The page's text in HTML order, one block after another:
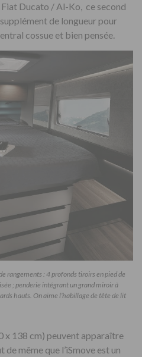
Ducato / Al-Ko, ce second
de longueur pour
cossue et bien pensée.
rangements : 4 profonds tiroirs en pied de
; penderie intégrant un grand miroir à
hauts. On aime l’habillage de tête de lit
x 138 cm) peuvent apparaître
même que l’iSmove est un